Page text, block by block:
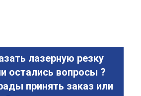
лазерную резку
остались вопросы ?
принять заказ или